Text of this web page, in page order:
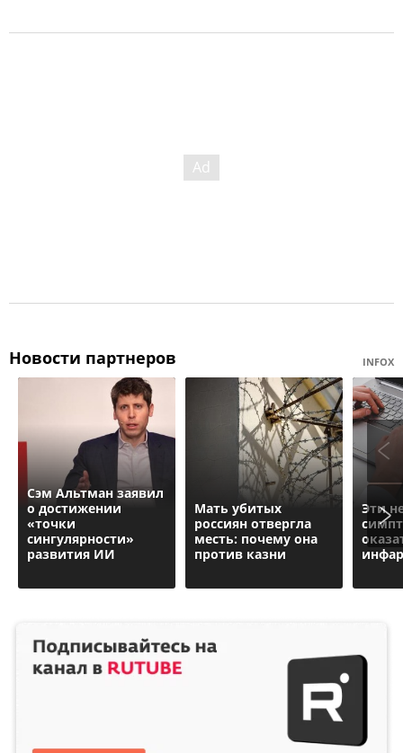
Новости партнеров INFOX
Сэм Альтман заявил
о достижении
«точки
сингулярности»
развития ИИ
Мать убитых
россиян отвергла
месть: почему она
против казни
Эти